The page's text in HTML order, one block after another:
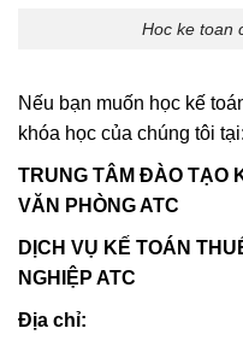
Hoc ke toan
Nếu bạn muốn học kế
khóa học của chúng tôi tại:
TRUNG TÂM ĐÀO TẠO
VĂN PHÒNG ATC
DỊCH VỤ KẾ TOÁN
NGHIỆP ATC
Địa chỉ: